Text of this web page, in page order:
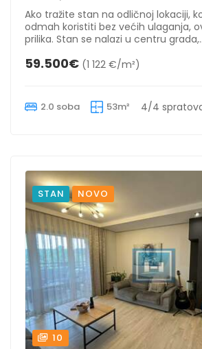
Ako tražite stan na odličnoj lokaciji,
odmah koristiti bez većih ulaganja,
prilika. Stan se nalazi u centru
59.500€ (1 122 €/m²)
2.0 soba 53m² 4/4
STAN NOVO
10